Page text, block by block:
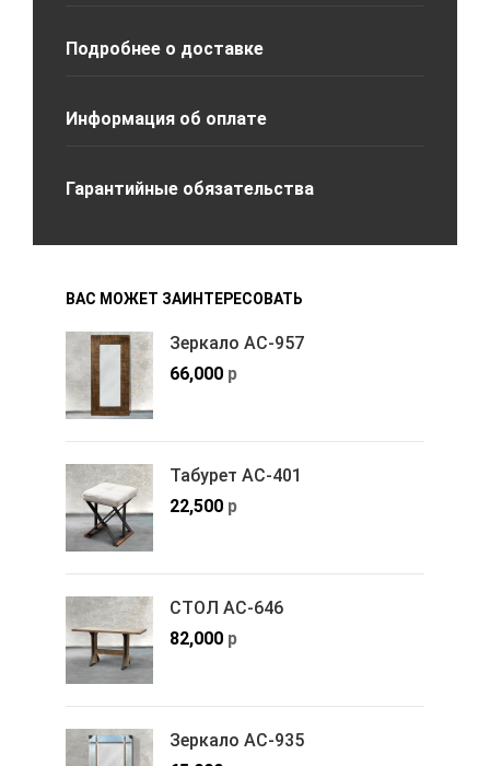
Подробнее о доставке
Информация об оплате
Гарантийные обязательства
ВАС МОЖЕТ ЗАИНТЕРЕСОВАТЬ
Зеркало АС-957
66,000 р
Табурет АС-401
22,500 р
СТОЛ АС-646
82,000 р
Зеркало АС-935